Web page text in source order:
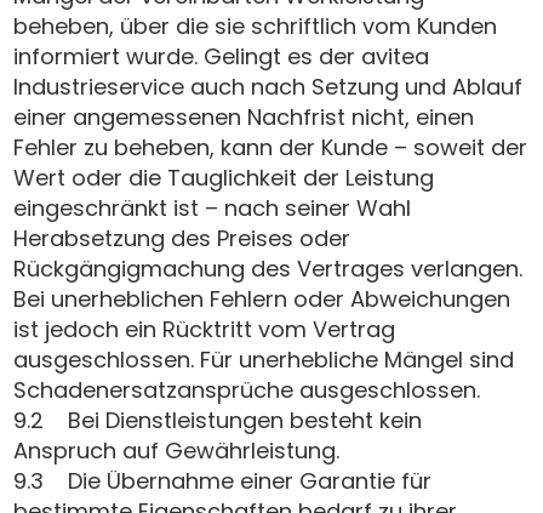
beheben, über die sie schriftlich vom Kunden
informiert wurde. Gelingt es der avitea
Industrieservice auch nach Setzung und Ablauf
einer angemessenen Nachfrist nicht, einen
Fehler zu beheben, kann der Kunde – soweit der
Wert oder die Tauglichkeit der Leistung
eingeschränkt ist – nach seiner Wahl
Herabsetzung des Preises oder
Rückgängigmachung des Vertrages verlangen.
Bei unerheblichen Fehlern oder Abweichungen
ist jedoch ein Rücktritt vom Vertrag
ausgeschlossen. Für unerhebliche Mängel sind
Schadenersatzansprüche ausgeschlossen.
9.2 Bei Dienstleistungen besteht kein
Anspruch auf Gewährleistung.
9.3 Die Übernahme einer Garantie für